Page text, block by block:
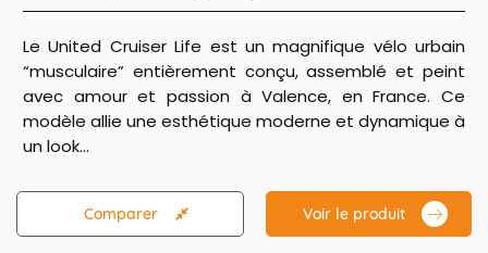
Le United Cruiser Life est un magnifique vélo urbain
“musculaire” entièrement conçu, assemblé et peint
avec amour et passion à Valence, en France. Ce
modèle allie une esthétique moderne et dynamique à
un look...
Voir le produit
Comparer